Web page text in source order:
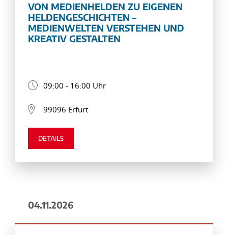
VON MEDIENHELDEN ZU EIGENEN
HELDENGESCHICHTEN –
MEDIENWELTEN VERSTEHEN UND
KREATIV GESTALTEN
09:00 - 16:00 Uhr
99096 Erfurt
DETAILS
04.11.2026